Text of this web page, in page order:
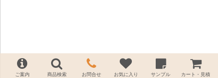
ご案内 商品検索 お問合せ お気に入り サンプル カート・見積